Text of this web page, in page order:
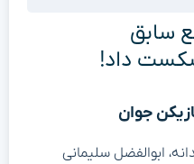
سابق
داد!
جوان
ابوالفضل سلیمانی